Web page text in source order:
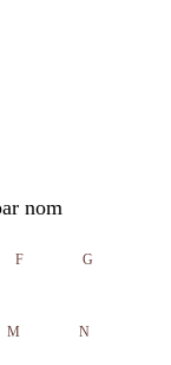
nom
F G
M N